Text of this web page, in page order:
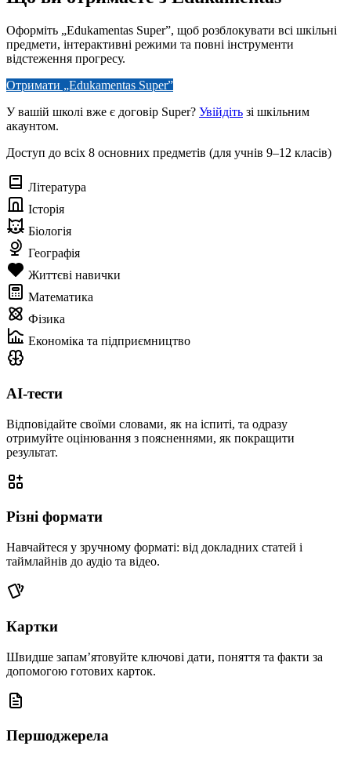
Оформіть „Edukamentas Super”, щоб розблокувати всі шкільні
предмети, інтерактивні режими та повні інструменти
відстеження прогресу.
Отримати „Edukamentas Super”
У вашій школі вже є договір Super? Увійдіть зі шкільним
акаунтом.
Доступ до всіх 8 основних предметів (для учнів 9–12 класів)
Література
Історія
Біологія
Географія
Життєві навички
Математика
Фізика
Економіка та підприємництво
AI-тести
Відповідайте своїми словами, як на іспиті, та одразу
отримуйте оцінювання з поясненнями, як покращити
результат.
Різні формати
Навчайтеся у зручному форматі: від докладних статей і
таймлайнів до аудіо та відео.
Картки
Швидше запам’ятовуйте ключові дати, поняття та факти за
допомогою готових карток.
Першоджерела